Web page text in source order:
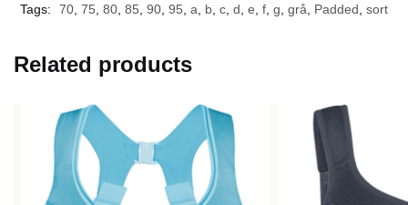
Tags:
70 75 80 85 90 95 a b c d e f g grå Padded sort
Related products